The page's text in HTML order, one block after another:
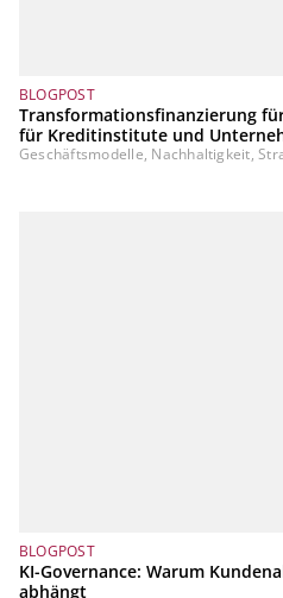
BLOGPOST
Transformationsfinanzierung
für Kreditinstitute und
Geschäftsmodelle, Nachhaltigkeit,
BLOGPOST
KI-Governance: Warum
abhängt